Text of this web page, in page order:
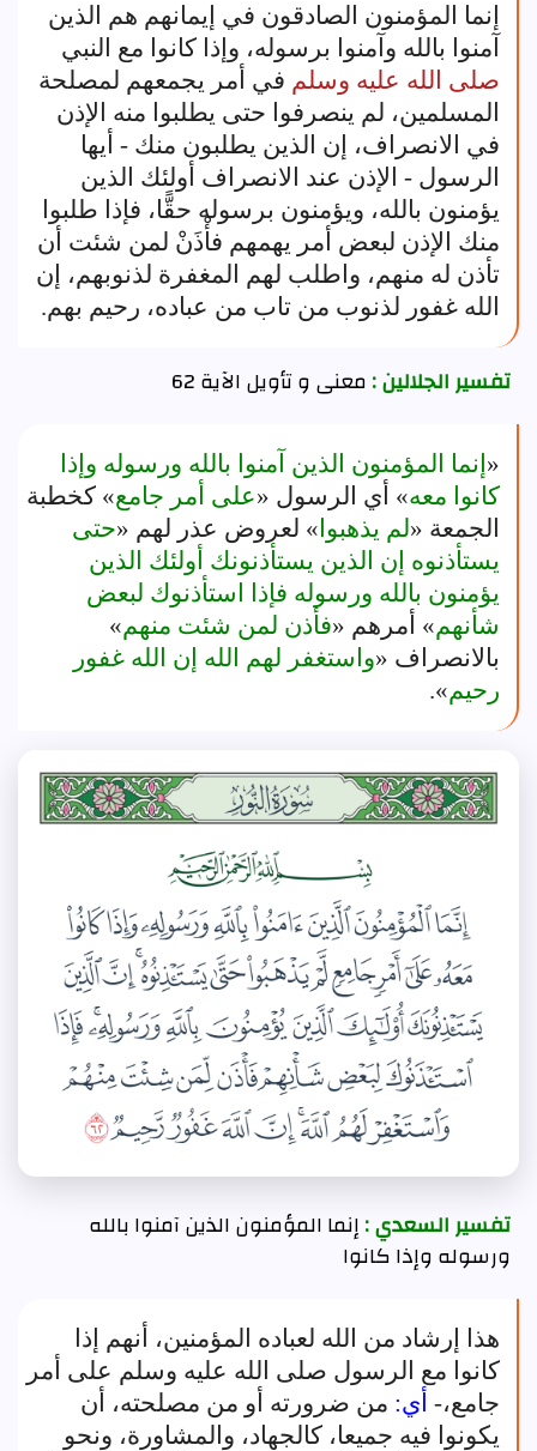
إنما المؤمنون الصادقون في إيمانهم هم الذين
آمنوا بالله وآمنوا برسوله، وإذا كانوا مع النبي
صلى الله عليه وسلم في أمر يجمعهم لمصلحة
المسلمين، لم ينصرفوا حتى يطلبوا منه الإذن
في الانصراف، إن الذين يطلبون منك - أيها
الرسول - الإذن عند الانصراف أولئك الذين
يؤمنون بالله، ويؤمنون برسوله حقًّا، فإذا طلبوا
منك الإذن لبعض أمر يهمهم فأْذَنْ لمن شئت أن
تأذن له منهم، واطلب لهم المغفرة لذنوبهم، إن
الله غفور لذنوب من تاب من عباده، رحيم بهم.
تفسير الجلالين :معنى و تأويل الآية 62
« إنما المؤمنون الذين آمنوا بالله ورسوله وإذا
كانوا معه» أي الرسول «على أمر جامع» كخطبة
الجمعة «لم يذهبوا » لعروض عذر لهم «حتى
يستأذنوه إن الذين يستأذنونك أولئك الذين
يؤمنون بالله ورسوله فإذا استأذنوك لبعض
شأنهم» أمرهم «فأذن لمن شئت منهم»
بالانصراف «واستغفر لهم الله إن الله غفور
رحيم».
تفسير السعدي :إنما المؤمنون الذين آمنوا بالله
ورسوله وإذا كانوا
هذا إرشاد من الله لعباده المؤمنين، أنهم إذا
كانوا مع الرسول صلى الله عليه وسلم على أمر
جامع،- أي: من ضرورته أو من مصلحته، أن
يكونوا فيه جميعا، كالجهاد، والمشاورة، ونحو